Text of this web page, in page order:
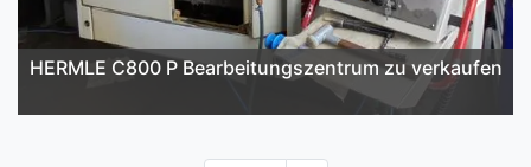
HERMLE C800 P Bearbeitungszentrum zu verkaufen